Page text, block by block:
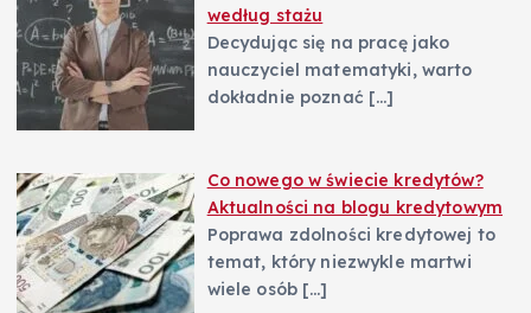
według stażu
Decydując się na pracę jako
nauczyciel matematyki, warto
dokładnie poznać […]
Co nowego w świecie kredytów?
Aktualności na blogu kredytowym
Poprawa zdolności kredytowej to
temat, który niezwykle martwi
wiele osób […]